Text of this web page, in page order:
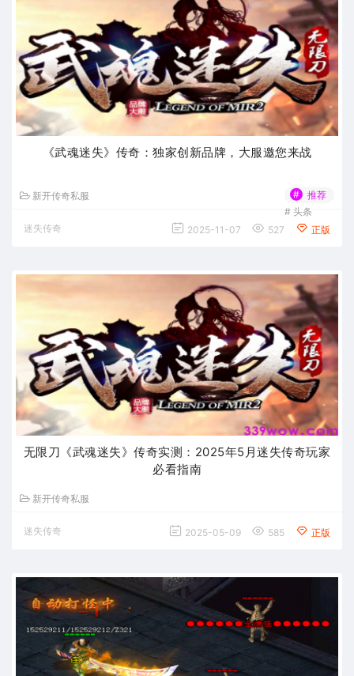
《武魂迷失》传奇：独家创新品牌，大服邀您来战
新开传奇私服 #
推荐
# 头条
迷失传奇
2025-11-07 527 正版
无限刀《武魂迷失》传奇实测：2025年5月迷失传奇玩家
必看指南​
新开传奇私服
迷失传奇 2025-05-09 585 正版